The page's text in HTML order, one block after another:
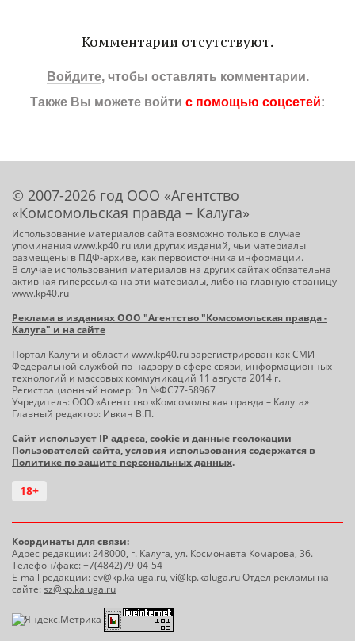
Комментарии отсутствуют.
Войдите, чтобы оставлять комментарии.
Также Вы можете войти с помощью соцсетей:
© 2007-2026 год ООО «Агентство
«Комсомольская правда – Калуга»
Использование материалов сайта возможно только в случае
упоминания www.kp40.ru или других изданий, чьи материалы
размещены в ПДФ-архиве, как первоисточника информации.
В случае использования материалов на других сайтах обязательна
активная гиперссылка на эти материалы, либо на главную страницу
www.kp40.ru
Реклама в изданиях ООО "Агентство "Комсомольская правда -
Калуга" и на сайте
Портал Калуги и области www.kp40.ruзарегистрирован как СМИ
Федеральной службой по надзору в сфере связи, информационных
технологий и массовых коммуникаций 11 августа 2014 г.
Регистрационный номер: Эл №ФС77-58967
Учредитель: ООО «Агентство «Комсомольская правда – Калуга»
Главный редактор: Ивкин В.П.
Сайт использует IP адреса, cookie и данные геолокации
Пользователей сайта, условия использования содержатся в
Политике по защите персональных данных.
18+
Координаты для связи:
Адрес редакции: 248000, г. Калуга, ул. Космонавта Комарова, 36.
Телефон/факс: +7(4842)79-04-54
E-mail редакции:ev@kp.kaluga.ru, vi@kp.kaluga.ruОтдел рекламы на
сайте:sz@kp.kaluga.ru